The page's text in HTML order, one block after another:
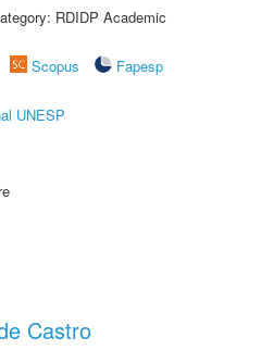
RDIDP Academic
Scopus
Fapesp
UNESP
Castro